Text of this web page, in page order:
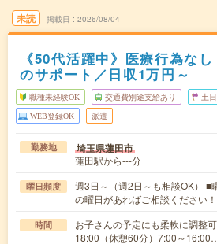
未読 掲載日 2026/08/04
《50代活躍中》医療行為な
のサポート／日収1万円～
職種未経験OK 交通費別途支給あり 土
WEB登録OK 派遣
勤務地 埼玉県蓮田市
蓮田駅から---分
曜日頻度
週3日～（週2日～も相談OK） ■
の曜日があればご相談ください！
時間
お子さんの予定にも柔軟に調整
18:00（休憩60分）7:00～